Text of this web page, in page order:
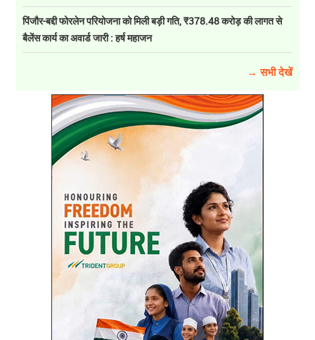
पिंजौर-बद्दी फोरलेन परियोजना को मिली बड़ी गति, ₹378.48 करोड़ की लागत से
बैलेंस कार्य का अवार्ड जारी : हर्ष महाजन
→ सभी देखें